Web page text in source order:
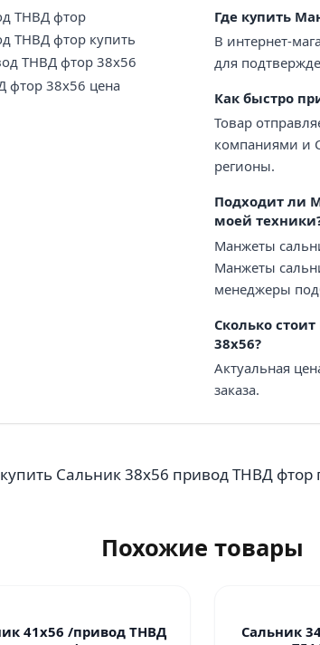
ТНВД фтор
ТНВД фтор купить
ТНВД фтор 38х56
фтор 38х56 цена
Где купить
В интернет-
для
Как быстро
Товар
компаниями и
регионы.
Подходит ли
моей
Манжеты
Манжеты
менеджеры
Сколько
38х56?
Актуальная
заказа.
Сальник 38х56 привод ТНВД фтор
Похожие товары
41х56 /привод ТНВД
Сальник